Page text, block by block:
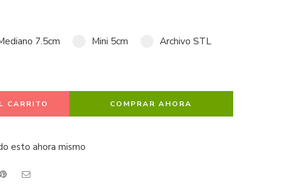
7.5cm Mini 5cm
Archivo STL
CARRITO COMPRAR AHORA
esto ahora mismo